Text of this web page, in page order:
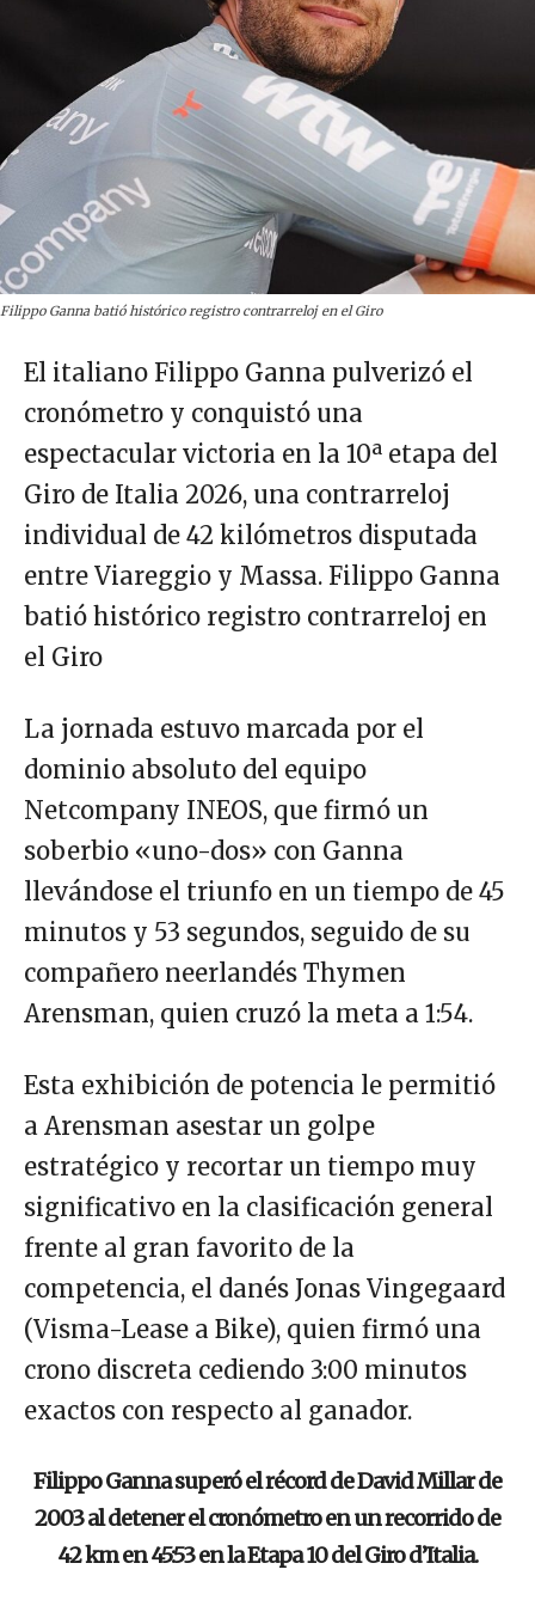
Filippo Ganna batió histórico registro contrarreloj en el Giro
El italiano Filippo Ganna pulverizó el
cronómetro y conquistó una
espectacular victoria en la 10ª etapa del
Giro de Italia 2026, una contrarreloj
individual de 42 kilómetros disputada
entre Viareggio y Massa. Filippo Ganna
batió histórico registro contrarreloj en
el Giro
La jornada estuvo marcada por el
dominio absoluto del equipo
Netcompany INEOS, que firmó un
soberbio «uno-dos» con Ganna
llevándose el triunfo en un tiempo de 45
minutos y 53 segundos, seguido de su
compañero neerlandés Thymen
Arensman, quien cruzó la meta a 1:54.
Esta exhibición de potencia le permitió
a Arensman asestar un golpe
estratégico y recortar un tiempo muy
significativo en la clasificación general
frente al gran favorito de la
competencia, el danés Jonas Vingegaard
(Visma-Lease a Bike), quien firmó una
crono discreta cediendo 3:00 minutos
exactos con respecto al ganador.
Filippo Ganna superó el récord de David Millar de
2003 al detener el cronómetro en un recorrido de
42 km en 45:53 en la Etapa 10 del Giro d’Italia.